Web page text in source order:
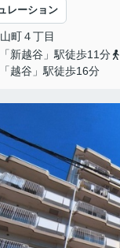
レーション
町４丁目
新越谷」駅徒歩11分
越谷」駅徒歩16分